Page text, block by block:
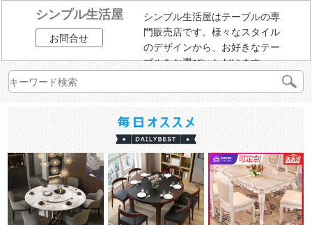
シンプル生活屋
お問合せ
シンプル生活屋はテーブルの専
門販売店です。様々なスタイル
のデザインから、お好きなテー
ブルをお選びいただけます。